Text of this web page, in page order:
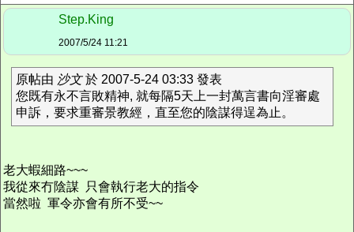
Step.King
2007/5/24 11:21
原帖由 沙文於 2007-5-24 03:33 發表
您既有永不言敗精神, 就每隔5天上一封萬言書向淫審處
申訴，要求重審景教經，直至您的陰謀得逞為止。
老大蝦細路~~~
我從來冇陰謀 只會執行老大的指令
當然啦 軍令亦會有所不受~~